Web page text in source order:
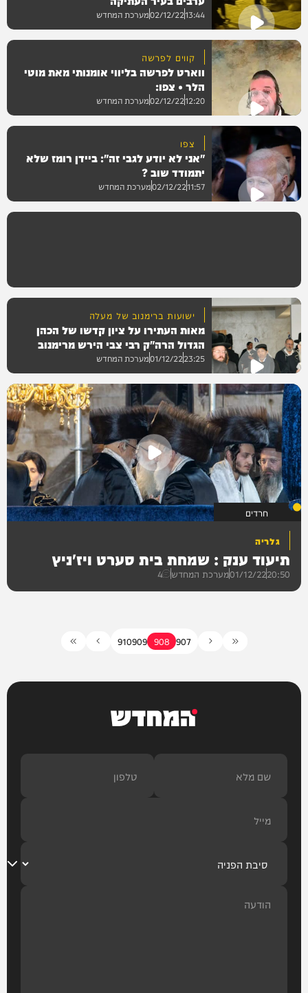
וידאו
13:44
02/12/22מערכת המחדש
וידאו
קווים לפרשה
ווארט לפרשה בליווי אומנותי מאת מוטי
הלר • צפו:
12:20
02/12/22מערכת המחדש
צפו
"אני לא יודע לגבי זה": ביידן רומז שלא
יתמודד שוב ?
11:57
02/12/22מערכת המחדש
גלריות
ישועות ברימנוב של מעלה
מאות העתירו על ציון קדשו של הכהן
הגדול הרה"ק רבי צבי הירש מרימנוב
23:25
01/12/22מערכת המחדש
חרדים
גלריה
תיעוד ענק : שמחת בית סערט ויז'ניץ
20:50
01/12/22מערכת המחדש 4
907
908
909
910
המחדש